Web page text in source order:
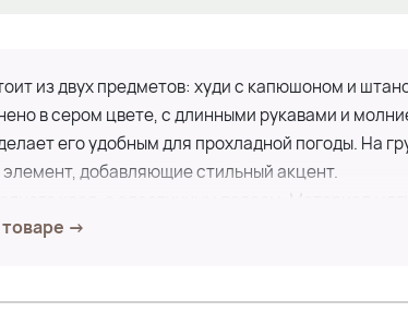
из двух предметов: худи с капюшоном и
в сером цвете, с длинными рукавами и
его удобным для прохладной погоды. На
добавляющие стильный акцент.
кроя, с эластичным поясом. Материал
для повседневной носки.
→